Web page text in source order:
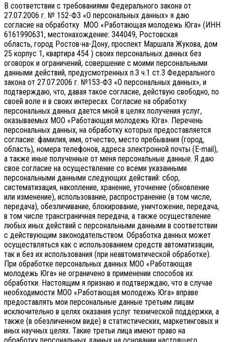
В соответствии с требованиями Федерального закона от
27.07.2006 г. № 152-ФЗ «О персональных данных» я даю
согласие на обработку МОО «Работающая молодежь Юга» (ИНН
6161990631, местонахождение: 344049, Ростовская
область, город Ростов-на-Дону, проспект Маршала Жукова, дом
25 корпус 1, квартира 454 ) своих персональных данных без
оговорок и ограничений, совершение с моими персональными
данными действий, предусмотренных п.3 ч.1 ст.3 Федерального
закона от 27.07.2006 г. №153-ФЗ «О персональных данных», и
подтверждаю, что, давая такое согласие, действую свободно, по
своей воле и в своих интересах. Согласие на обработку
персональных данных дается мной в целях получения услуг,
оказываемых МОО «Работающая молодежь Юга». Перечень
персональных данных, на обработку которых предоставляется
согласие: фамилия, имя, отчество, место пребывания (город,
область), номера телефонов, адреса электронной почты (E-mail),
а также иные полученные от меня персональные данные. Я даю
свое согласие на осуществление со всеми указанными
персональными данными следующих действий: сбор,
систематизация, накопление, хранение, уточнение (обновление
или изменение), использование, распространение (в том числе,
передача), обезличивание, блокирование, уничтожение, передача,
в том числе трансграничная передача, а также осуществление
любых иных действий с персональными данными в соответствии
с действующим законодательством. Обработка данных может
осуществляться как с использованием средств автоматизации,
так и без их использования (при неавтоматической обработке).
При обработке персональных данных МОО «Работающая
молодежь Юга» не ограничено в применении способов их
обработки. Настоящим я признаю и подтверждаю, что в случае
необходимости МОО «Работающая молодежь Юга» вправе
предоставлять мои персональные данные третьим лицам
исключительно в целях оказания услуг технической поддержки, а
также (в обезличенном виде) в статистических, маркетинговых и
иных научных целях. Такие третьи лица имеют право на